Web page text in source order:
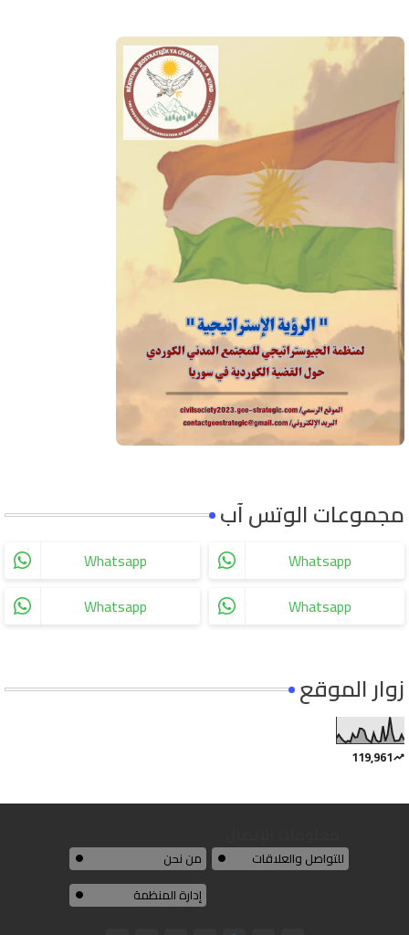
مجموعات الوتس آب
Whatsapp
Whatsapp
Whatsapp
Whatsapp
زوار الموقع
119,961
من نحن
للتواصل والعلاقات
إدارة المنظمة